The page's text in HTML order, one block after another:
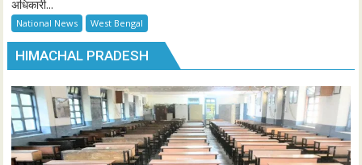
अधिकारी...
National News West Bengal
HIMACHAL PRADESH